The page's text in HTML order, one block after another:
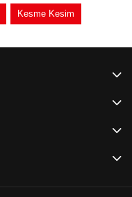
Kesme Kesim